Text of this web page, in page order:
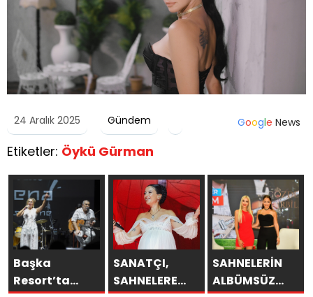
24 Aralık 2025 Gündem Google News
Etiketler: Öykü Gürman
Başka
Resort’ta
SANATÇI,
SAHNELERE
SAHNELERİN
ALBÜMSÜZ